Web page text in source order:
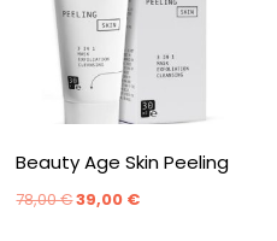
Beauty Age Skin Peeling
78,00€Original
39,00 €Текущата